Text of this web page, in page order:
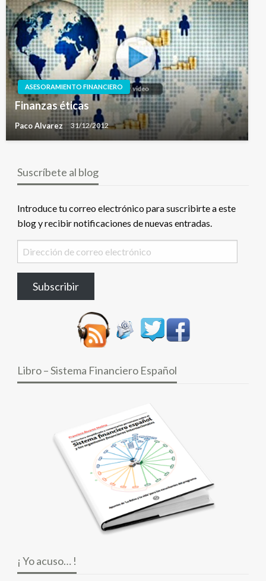
ASESORAMIENTO FINANCIERO
Finanzas éticas
Paco Alvarez 31/12/2012
Suscríbete al blog
Introduce tu correo electrónico para suscribirte a este
blog y recibir notificaciones de nuevas entradas.
Dirección
de
electrónico
Subscribir
Libro – Sistema Financiero Español
¡ Yo acuso… !